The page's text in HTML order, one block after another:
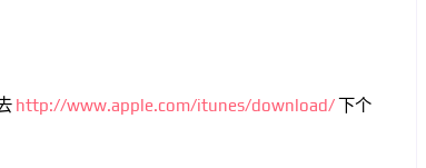
http://www.apple.com/itunes/download/下个